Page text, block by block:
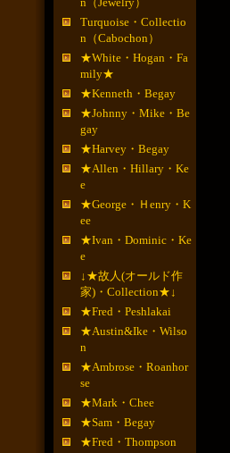
Turquoise・Collectio
n（Cabochon）
★White・Hogan・Fa
mily★
★Kenneth・Begay
★Johnny・Mike・Be
gay
★Harvey・Begay
★Allen・Hillary・Ke
e
★George・Ｈenry・K
ee
★Ivan・Dominic・Ke
e
↓★故人(オールド作
家)・Collection★↓
★Fred・Peshlakai
★Austin&Ike・Wilso
n
★Ambrose・Roanhor
se
★Mark・Chee
★Sam・Begay
★Fred・Thompson